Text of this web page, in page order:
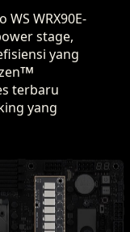
WRX90E-
stage,
yang
™
terbaru
yang